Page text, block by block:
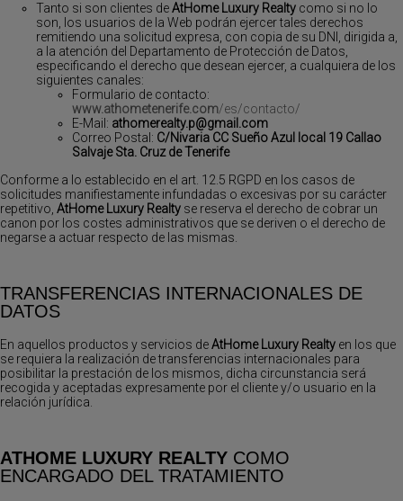
Tanto si son clientes deAtHome Luxury Realty como si no lo
son, los usuarios de la Web podrán ejercer tales derechos
remitiendo una solicitud expresa, con copia de su DNI, dirigida a,
a la atención del Departamento de Protección de Datos,
especificando el derecho que desean ejercer, a cualquiera de los
siguientes canales:
Formulario de contacto:
www.athometenerife.com/es/contacto/
E-Mail: athomerealty.p@gmail.com
Correo Postal: C/Nivaria CC Sueño Azul local 19 Callao
Salvaje Sta. Cruz de Tenerife
Conforme a lo establecido en el art. 12.5 RGPD en los casos de
solicitudes manifiestamente infundadas o excesivas por su carácter
repetitivo, AtHome Luxury Realty se reserva el derecho de cobrar un
canon por los costes administrativos que se deriven o el derecho de
negarse a actuar respecto de las mismas.
TRANSFERENCIAS INTERNACIONALES DE
DATOS
En aquellos productos y servicios deAtHome Luxury Realty en los que
se requiera la realización de transferencias internacionales para
posibilitar la prestación de los mismos, dicha circunstancia será
recogida y aceptadas expresamente por el cliente y/o usuario en la
relación jurídica.
ATHOME LUXURY REALTY COMO
ENCARGADO DEL TRATAMIENTO